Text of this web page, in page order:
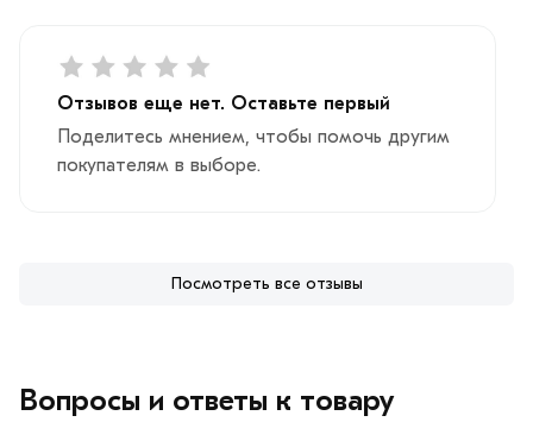
Отзывов еще нет. Оставьте первый
Поделитесь мнением, чтобы помочь другим
покупателям в выборе.
Посмотреть все отзывы
Вопросы и ответы к товару